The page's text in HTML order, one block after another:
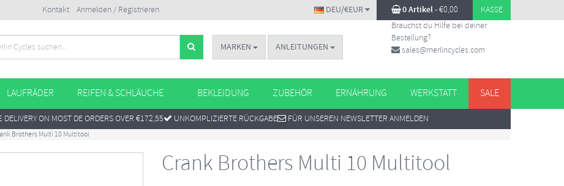
Kontakt Anmelden / Registrieren 0 Artikel-€0,00 KASSE
DEU/€EUR
MARKEN ANLEITUNGEN
Brauchst du Hilfe bei deiner
Bestellung?
sales@merlincycles.com
LAUFRÄDER REIFEN & SCHLÄUCHE BEKLEIDUNG ZUBEHÖR ERNÄHRUNG WERKSTATT SALE
DELIVERY ON MOST DE ORDERS OVER €172,55 UNKOMPLIZIERTE RÜCKGABE FÜR UNSEREN NEWSLETTER ANMELDEN
Brothers Multi 10 Multitool
Crank Brothers Multi 10 Multitool